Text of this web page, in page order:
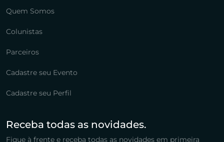
Quem Somos
Colunistas
Parceiros
Cadastre seu Evento
Cadastre seu Perfil
Receba todas as novidades.
Fique à frente e receba todas as novidades em primeira